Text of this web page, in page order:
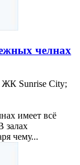
челнах
Sunrise City;
имеет всё
залах
чему...